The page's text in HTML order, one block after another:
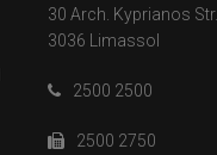
30 Arch. Kyprianos Str.
3036 Limassol
2500 2500
2500 2750